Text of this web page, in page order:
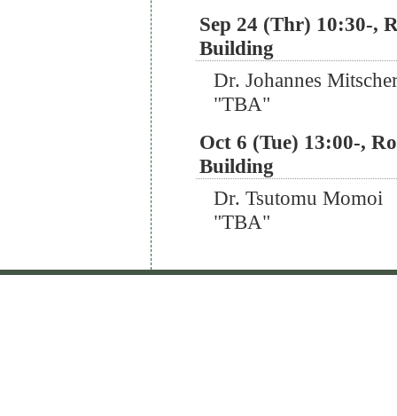
Sep 24 (Thr) 10:30-,
Building
Dr. Johannes
"TBA"
Oct 6 (Tue) 13:00-,
Building
Dr. Tsutomu Momoi
"TBA"